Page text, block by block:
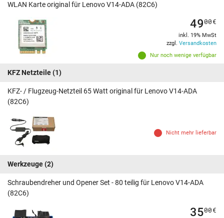
WLAN Karte original für Lenovo V14-ADA (82C6)
Nur noch wenige verfügbar
4900€
inkl. 19% MwSt
zzgl. Versandkosten
KFZ Netzteile(1)
KFZ- / Flugzeug-Netzteil 65 Watt original für Lenovo V14-ADA
(82C6)
Nicht mehr lieferbar
Werkzeuge(2)
Schraubendreher und Opener Set - 80 teilig für Lenovo V14-ADA
(82C6)
3500€